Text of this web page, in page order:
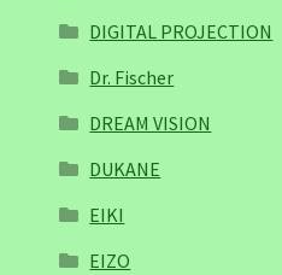
DIGITAL PROJECTION
Dr. Fischer
DREAM VISION
DUKANE
EIKI
EIZO